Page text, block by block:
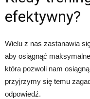
efektywny?
Wielu z nas zastanawia
aby osiągnąć
która pozwoli nam
przyjrzymy się temu
odpowiedź.